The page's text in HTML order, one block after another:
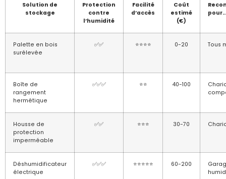
Solution de
stockage
Protection
contre
l’humidité
Facilité
d’accès
Coût
estimé
(€)
Palette en bois
surélevée
✅✅ ⭐⭐⭐⭐ 0-20 Tous
Boîte de
rangement
hermétique
✅✅✅ ⭐⭐ 40-100
Housse de
protection
imperméable
✅✅ ⭐⭐⭐ 30-70
Déshumidificateur
électrique
✅✅✅ ⭐⭐⭐⭐⭐ 60-200